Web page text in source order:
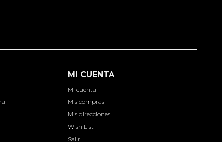
MI CUENTA
Mi cuenta
Mis compras
Mis direcciones
Wish List
Salir